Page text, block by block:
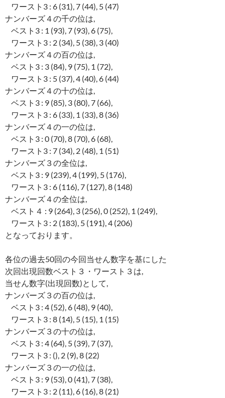
ワースト3 : 6 (31), 7 (44), 5 (47)
ナンバーズ４の千の位は,
ベスト3 : 1 (93), 7 (93), 6 (75),
ワースト3 : 2 (34), 5 (38), 3 (40)
ナンバーズ４の百の位は,
ベスト3 : 3 (84), 9 (75), 1 (72),
ワースト3 : 5 (37), 4 (40), 6 (44)
ナンバーズ４の十の位は,
ベスト3 : 9 (85), 3 (80), 7 (66),
ワースト3 : 6 (33), 1 (33), 8 (36)
ナンバーズ４の一の位は,
ベスト3 : 0 (70), 8 (70), 6 (68),
ワースト3 : 7 (34), 2 (48), 1 (51)
ナンバーズ３の全位は,
ベスト3 : 9 (239), 4 (199), 5 (176),
ワースト3 : 6 (116), 7 (127), 8 (148)
ナンバーズ４の全位は,
ベスト４ : 9 (264), 3 (256), 0 (252), 1 (249),
ワースト3 : 2 (183), 5 (191), 4 (206)
となっております。
各位の過去50回の今回当せん数字を基にした
次回出現回数ベスト３・ワースト３は,
当せん数字(出現回数)として,
ナンバーズ３の百の位は,
ベスト3 : 4 (52), 6 (48), 9 (40),
ワースト3 : 8 (14), 5 (15), 1 (15)
ナンバーズ３の十の位は,
ベスト3 : 4 (64), 5 (39), 7 (37),
ワースト3 : (), 2 (9), 8 (22)
ナンバーズ３の一の位は,
ベスト3 : 9 (53), 0 (41), 7 (38),
ワースト3 : 2 (11), 6 (16), 8 (21)